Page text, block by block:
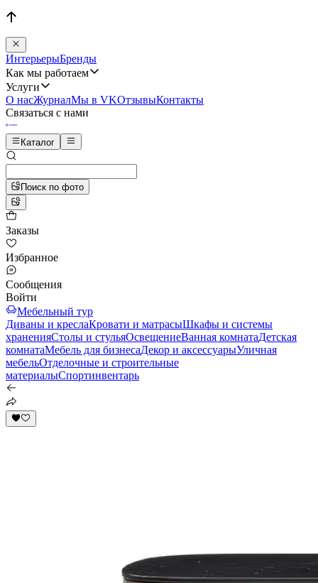
ИнтерьерыБренды
Как мы работаем
Услуги
О насЖурналМы в VKОтзывыКонтакты
Связаться с нами
Каталог
Поиск по фото
Заказы
Избранное
Сообщения
Войти
Мебельный тур
Диваны и креслаКровати и матрасыШкафы и системы
храненияСтолы и стульяОсвещениеВанная комнатаДетская
комнатаМебель для бизнесаДекор и аксессуарыУличная
мебельОтделочные и строительные
материалыСпортинвентарь